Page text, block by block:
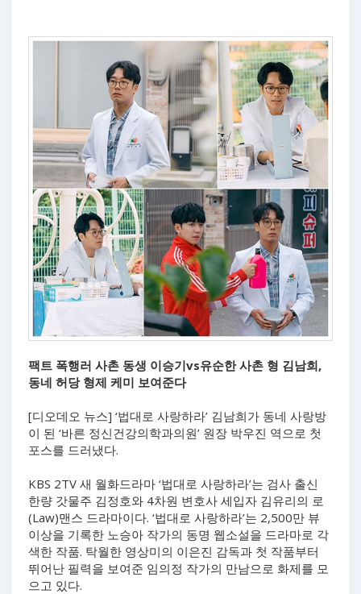
팩트 폭행러 사촌 동생 이승기vs유순한 사촌 형 김남희,
동네 허당 형제 케미 보여준다
[디오데오 뉴스] ‘법대로 사랑하라’ 김남희가 동네 사랑방
이 된 ‘바른 정신건강의학과의원’ 원장 박우진 역으로 첫
포스를 드러냈다.
KBS 2TV 새 월화드라마 ‘법대로 사랑하라’는 검사 출신
한량 갓물주 김정호와 4차원 변호사 세입자 김유리의 로
(Law)맨스 드라마이다. ‘법대로 사랑하라’는 2,500만 뷰
이상을 기록한 노승아 작가의 동명 웹소설을 드라마로 각
색한 작품. 탁월한 영상미의 이은진 감독과 첫 작품부터
뛰어난 필력을 보여준 임의정 작가의 만남으로 화제를 모
으고 있다.